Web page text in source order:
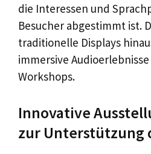
die Interessen und
Besucher abgestimmt ist.
traditionelle Displays
immersive
Workshops.
Innovative
zur Unterstützung